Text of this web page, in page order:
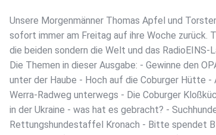
Unsere Morgenmänner Thomas Apfel und
sofort immer am Freitag auf ihre Woche zurück.
die beiden sondern die Welt und das RadioEINS-
Die Themen in dieser Ausgabe: - Gewinne den
unter der Haube - Hoch auf die Coburger Hütte -
Werra-Radweg unterwegs - Die Coburger
in der Ukraine - was hat es gebracht? -
Rettungshundestaffel Kronach - Bitte spendet